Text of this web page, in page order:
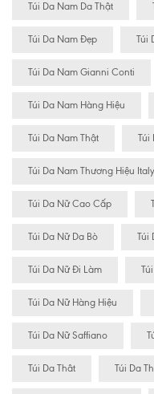
Túi Da Nam Da Thật
Túi Da Nam Đẹp Túi
Túi Da Nam Gianni Conti
Túi Da Nam Hàng Hiệu
Túi Da Nam Thật Túi
Túi Da Nam Thương Hiệu Italy
Túi Da Nữ Cao Cấp
Túi Da Nữ Da Bò Túi
Túi Da Nữ Đi Làm
Túi Da Nữ Hàng Hiệu
Túi Da Nữ Saffiano
Túi Da Thât Túi Da